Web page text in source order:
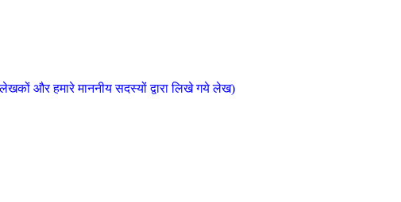
और हमारे माननीय सदस्यों द्वारा लिखे गये लेख)